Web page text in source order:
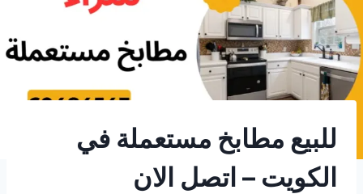
للبيع مطابخ مستعملة في
الكويت – اتصل الان